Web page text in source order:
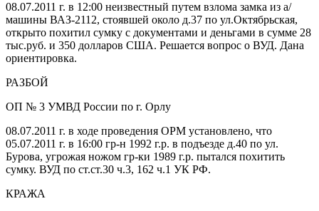
08.07.2011 г. в 12:00 неизвестный путем взлома замка из а/
машины ВАЗ-2112, стоявшей около д.37 по ул.Октябрьская,
открыто похитил сумку с документами и деньгами в сумме 28
тыс.руб. и 350 долларов США. Решается вопрос о ВУД. Дана
ориентировка.
РАЗБОЙ
ОП № 3 УМВД России по г. Орлу
08.07.2011 г. в ходе проведения ОРМ установлено, что
05.07.2011 г. в 16:00 гр-н 1992 г.р. в подъезде д.40 по ул.
Бурова, угрожая ножом гр-ки 1989 г.р. пытался похитить
сумку. ВУД по ст.ст.30 ч.3, 162 ч.1 УК РФ.
КРАЖА